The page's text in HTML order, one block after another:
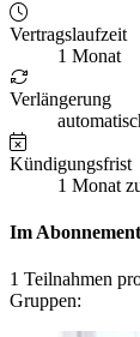
Vertragslaufzeit
1 Monat
Verlängerung
Kündigungsfrist
1 Monat
Im
1 Teilnahmen
Gruppen: